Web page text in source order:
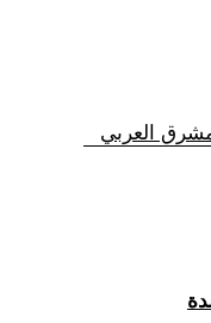
العربي